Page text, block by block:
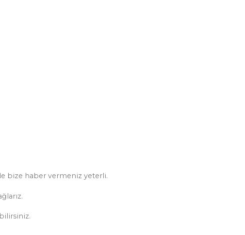
bize haber vermeniz yeterli.